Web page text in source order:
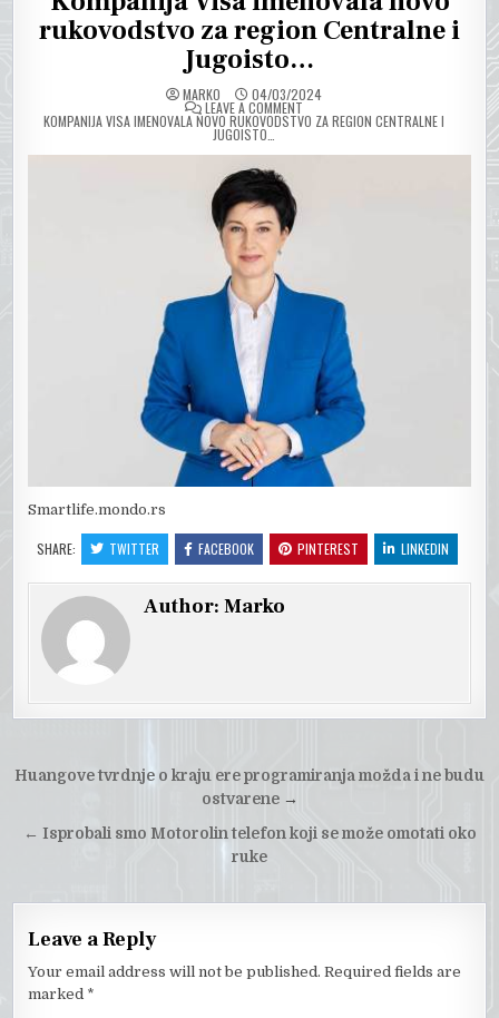
rukovodstvo za region Centralne i
Jugoisto…
MARKO 04/03/2024
LEAVE A COMMENTON
KOMPANIJA VISA IMENOVALA NOVO RUKOVODSTVO ZA REGION CENTRALNE I
JUGOISTO…
Smartlife.mondo.rs
SHARE: TWITTER FACEBOOK PINTEREST LINKEDIN
Author:Marko
Post
Huangove tvrdnje o kraju ere programiranja možda i ne budu
ostvarene→
← Isprobali smo Motorolin telefon koji se može omotati oko
ruke
Leave a Reply
Your email address will not be published. Required fields are
marked *